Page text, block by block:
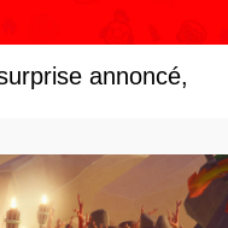
annoncé,